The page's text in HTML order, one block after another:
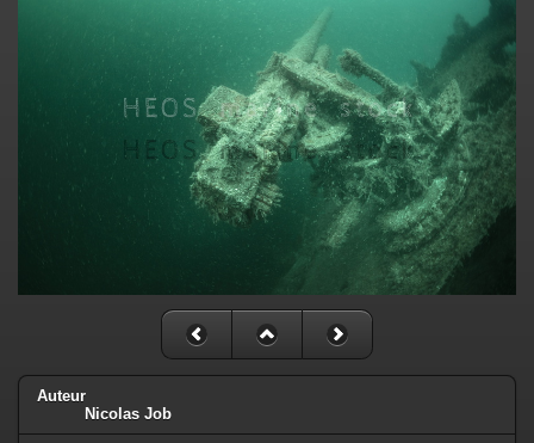
Auteur
Nicolas Job